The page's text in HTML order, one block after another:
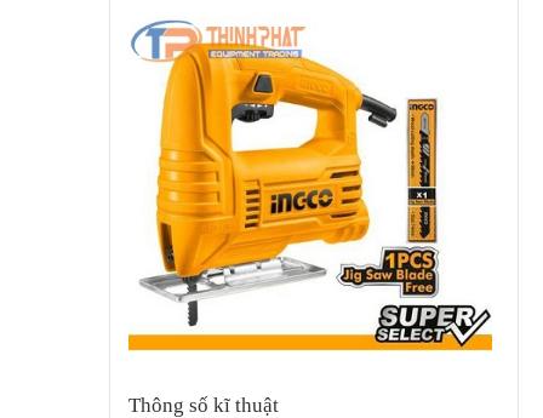
Thông số kĩ thuật